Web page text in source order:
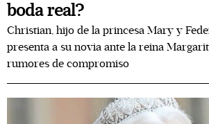
boda real?
Christian, hijo de la princesa Mary y
presenta a su novia ante la reina
rumores de compromiso